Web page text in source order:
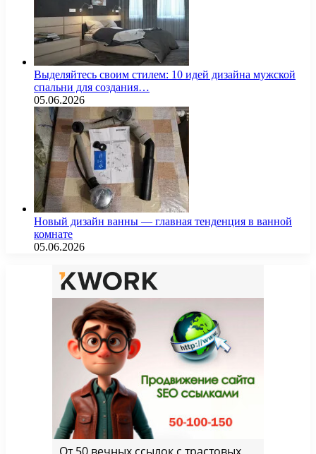
Выделяйтесь своим стилем: 10 идей дизайна мужской
спальни для создания…
05.06.2026
Новый дизайн ванны — главная тенденция в ванной
комнате
05.06.2026